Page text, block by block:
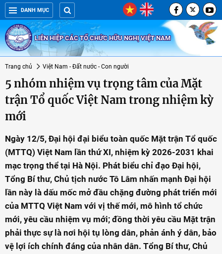
DANH MỤC
LIÊN HIỆP CÁC TỔ CHỨC HỮU NGHỊ VIỆT NAM
Trang chủ Việt Nam - Đất nước - Con người
5 nhóm nhiệm vụ trọng tâm của Mặt
trận Tổ quốc Việt Nam trong nhiệm kỳ
mới
Ngày 12/5, Đại hội đại biểu toàn quốc Mặt trận Tổ quốc
(MTTQ) Việt Nam lần thứ XI, nhiệm kỳ 2026-2031 khai
mạc trọng thể tại Hà Nội. Phát biểu chỉ đạo Đại hội,
Tổng Bí thư, Chủ tịch nước Tô Lâm nhấn mạnh Đại hội
lần này là dấu mốc mở đầu chặng đường phát triển mới
của MTTQ Việt Nam với vị thế mới, mô hình tổ chức
mới, yêu cầu nhiệm vụ mới; đồng thời yêu cầu Mặt trận
phải thực sự là nơi hội tụ lòng dân, phản ánh ý dân, bảo
vệ lợi ích chính đáng của nhân dân. Tổng Bí thư, Chủ